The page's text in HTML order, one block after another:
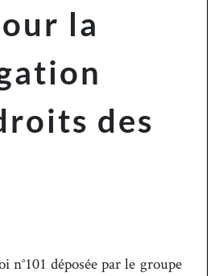
la
des
déposée par le groupe